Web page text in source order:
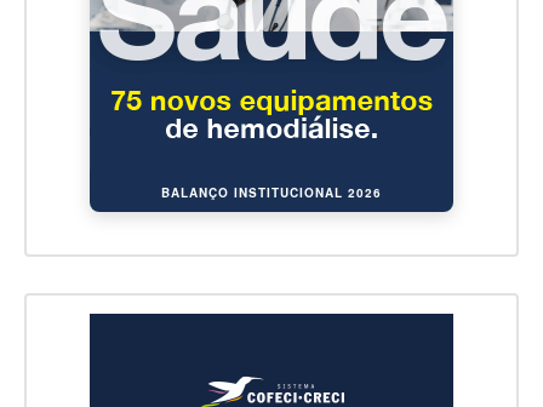
BALANÇO INSTITUCIONAL 2026